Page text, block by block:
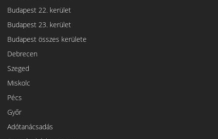
Budapest 22. kerület
Budapest 23. kerület
Budapest összes kerülete
Debrecen
Szeged
Miskolc
Pécs
Győr
Adótanácsadás